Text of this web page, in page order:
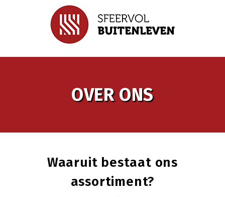
OVER ONS
Waaruit bestaat ons
assortiment?